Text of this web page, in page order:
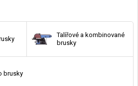
Talířové a kombinované
brusky
brusky